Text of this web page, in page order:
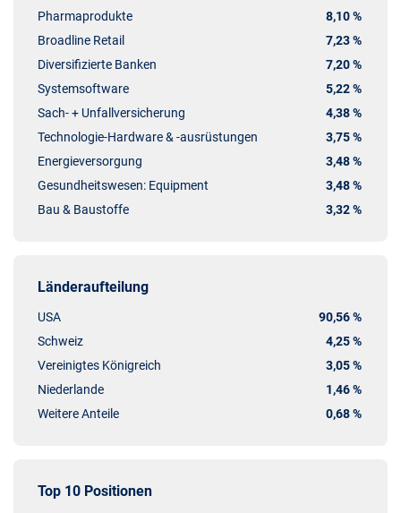
Pharmaprodukte
8,10 %
Broadline Retail
7,23 %
Diversifizierte Banken
7,20 %
Systemsoftware
5,22 %
Sach- + Unfallversicherung
4,38 %
Technologie-Hardware & -ausrüstungen
3,75 %
Energieversorgung
3,48 %
Gesundheitswesen: Equipment
3,48 %
Bau & Baustoffe
3,32 %
Länderaufteilung
USA
90,56 %
Schweiz
4,25 %
Vereinigtes Königreich
3,05 %
Niederlande
1,46 %
Weitere Anteile
0,68 %
Top 10 Positionen